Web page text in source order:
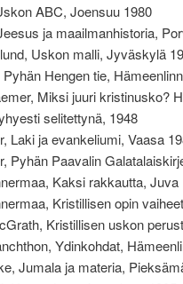
ABC, Joensuu 1980
ja maailmanhistoria,
Uskon malli, Jyväskylä
Hengen tie,
Miksi juuri kristinusko?
selitettynä, 1948
Laki ja evankeliumi, Vaasa
Pyhän Paavalin
Kaksi rakkautta, Juva
Kristillisen opin
Kristillisen uskon
Ydinkohdat,
Jumala ja materia,